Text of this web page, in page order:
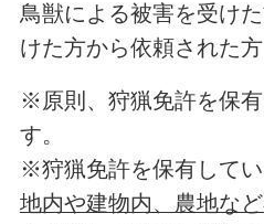
鳥獣による被害を受け
けた方から依頼された方
※原則、狩猟免許を保
す。
※狩猟免許を保有してい
地内や建物内、農地な